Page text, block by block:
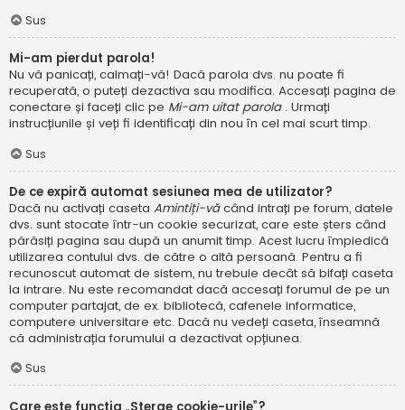
Sus
Mi-am pierdut parola!
Nu vă panicați, calmați-vă! Dacă parola dvs. nu poate fi
recuperată, o puteți dezactiva sau modifica. Accesați pagina de
conectare și faceți clic pe Mi-am uitat parola . Urmați
instrucțiunile și veți fi identificați din nou în cel mai scurt timp.
Sus
De ce expiră automat sesiunea mea de utilizator?
Dacă nu activați caseta Amintiți-văcând intrați pe forum, datele
dvs. sunt stocate într-un cookie securizat, care este șters când
părăsiți pagina sau după un anumit timp. Acest lucru împiedică
utilizarea contului dvs. de către o altă persoană. Pentru a fi
recunoscut automat de sistem, nu trebuie decât să bifați caseta
la intrare. Nu este recomandat dacă accesați forumul de pe un
computer partajat, de ex. bibliotecă, cafenele informatice,
computere universitare etc. Dacă nu vedeți caseta, înseamnă
că administrația forumului a dezactivat opțiunea.
Sus
Care este funcția „Șterge cookie-urile”?